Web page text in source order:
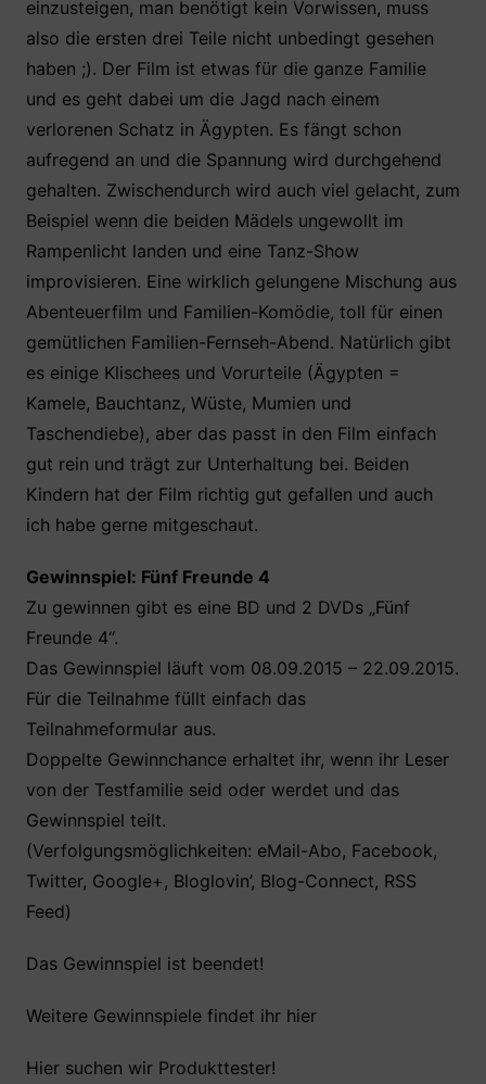
einzusteigen, man benötigt kein Vorwissen, muss
also die ersten drei Teile nicht unbedingt gesehen
haben ;). Der Film ist etwas für die ganze Familie
und es geht dabei um die Jagd nach einem
verlorenen Schatz in Ägypten. Es fängt schon
aufregend an und die Spannung wird durchgehend
gehalten. Zwischendurch wird auch viel gelacht, zum
Beispiel wenn die beiden Mädels ungewollt im
Rampenlicht landen und eine Tanz-Show
improvisieren. Eine wirklich gelungene Mischung aus
Abenteuerfilm und Familien-Komödie, toll für einen
gemütlichen Familien-Fernseh-Abend. Natürlich gibt
es einige Klischees und Vorurteile (Ägypten =
Kamele, Bauchtanz, Wüste, Mumien und
Taschendiebe), aber das passt in den Film einfach
gut rein und trägt zur Unterhaltung bei. Beiden
Kindern hat der Film richtig gut gefallen und auch
ich habe gerne mitgeschaut.
Gewinnspiel: Fünf Freunde 4
Zu gewinnen gibt es eine BD und 2 DVDs „Fünf
Freunde 4“.
Das Gewinnspiel läuft vom 08.09.2015 – 22.09.2015.
Für die Teilnahme füllt einfach das
Teilnahmeformular aus.
Doppelte Gewinnchance erhaltet ihr, wenn ihr Leser
von der Testfamilie seid oder werdet und das
Gewinnspiel teilt.
(Verfolgungsmöglichkeiten: eMail-Abo, Facebook,
Twitter, Google+, Bloglovin’, Blog-Connect, RSS
Feed)
Das Gewinnspiel ist beendet!
Weitere Gewinnspiele findet ihr hier
Hier suchen wir Produkttester!